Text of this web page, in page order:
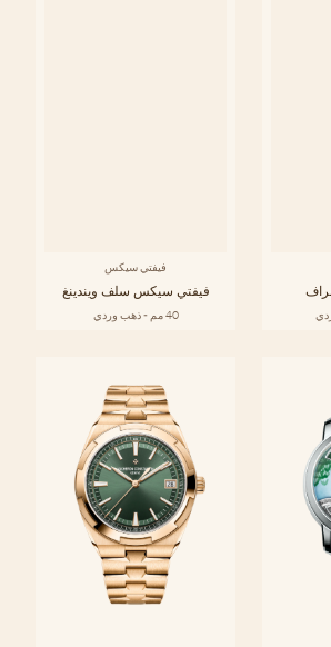
فيفتي سيكس
فيفتي سيكس سلف ويندينغ
40 مم - ذهب وردي